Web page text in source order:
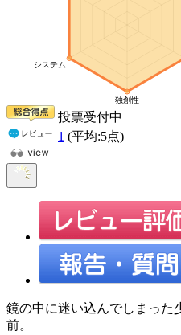
投票受付中
1 (平均:5点)
鏡の中に迷い込んでしまった
前。